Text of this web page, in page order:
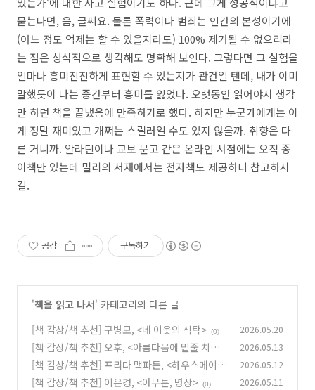
묻는다면, 음, 글쎄요. 물론 폭력이나 범죄는 인간의 본성이기에
(어느 정도 억제는 할 수 있을지라도) 100% 제거될 수 없으리라
는 점은 상식적으로 생각해도 명확해 보인다. 그렇다면 그 실험을
얼마나 흥미진진하게 표현할 수 있는지가 관건일 텐데, 내가 이미
말했듯이 나는 중간부터 흥미를 잃었다. 오랫동안 읽어야지 생각
만 하던 책을 끝냈음에 만족하기로 했다. 하지만 누군가에게는 이
게 정말 재미있고 개쩌는 스릴러일 수도 있지 않을까. 취향은 다
른 거니까. 알라딘이나 교보 문고 같은 온라인 서점에는 오직 종
이책만 있는데 밀리의 서재에서는 전자책도 제공하니 참고하시
길.
공감 구독하기
'책을 읽고 나서' 카테고리의 다른 글
[책 감상/책 추천] 구병모, <네 이웃의 식탁> (0) 2026.05.20
[책 감상/책 추천] 오후, <아름다움에 밑줄 치지
말 것> (0)
2026.05.13
[책 감상/책 추천] 프리다 맥파든, <하우스메이드
> (0)
2026.05.12
[책 감상/책 추천] 이은경, <아무튼, 명상> (0) 2026.05.11